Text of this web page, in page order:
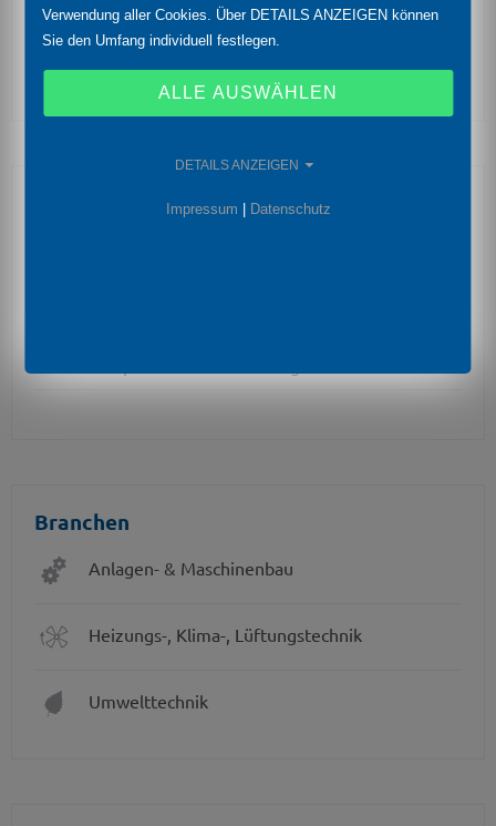
1 oder 2 unabhängige PNP-Ausgänge, frei
Optionale Merkmale
Branchen
Anlagen- & Maschinenbau
Heizungs-, Klima-, Lüftungstechnik
Umwelttechnik
Verwendung aller Cookies. Über DETAILS ANZEIGEN können
Sie den Umfang individuell festlegen.
ALLE AUSWÄHLEN
DETAILS ANZEIGEN
Impressum | Datenschutz